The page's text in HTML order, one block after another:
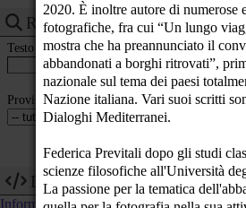
Ricerca eventi
Testo
Provincia
Dev
Informazioni tecniche su come utilizzare i
2020. È inoltre autore di numerose
fotografiche, fra cui “Un lungo
mostra che ha preannunciato il
abbandonati a borghi ritrovati”,
nazionale sul tema dei paesi
Nazione italiana. Vari suoi scritti
Dialoghi Mediterranei.
Federica Previtali dopo gli studi
scienze filosofiche all'Università
La passione per la tematica